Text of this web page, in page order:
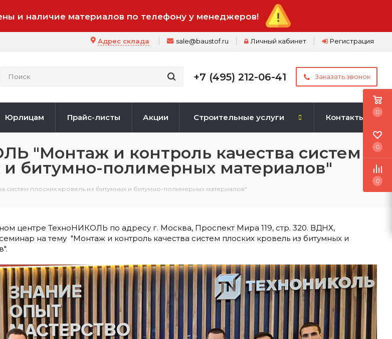
и наличие материалов по телефону у менеджеров!
Регистрация
Личный кабинет
sale@baustof.ru
Адрес склада
+7 (495) 212-06-41 Заказать звонок
Юрлицам Прайс-листы Акции Строительные услуги Контакты
"Монтаж и контроль качества систем
и битумно-полимерных материалов"
систем плоских кровель из битумных и битумно-полимерных материалов"
центре ТехноНИКОЛЬ по адресу г. Москва, Проспект Мира 119, стр. 320. ВДНХ,
на тему "Монтаж и контроль качества систем плоских кровель из битумных и
0
0
0